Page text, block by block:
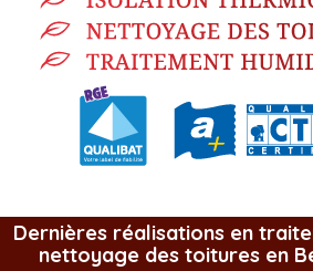
Dernières réalisations en
nettoyage des toitures en